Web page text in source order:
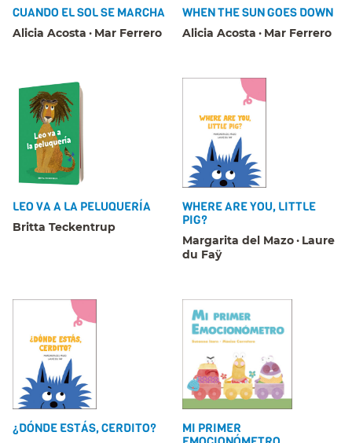
CUANDO EL SOL SE MARCHA
Alicia Acosta Mar Ferrero
WHEN THE SUN GOES DOWN
Alicia Acosta Mar Ferrero
LEO VA A LA PELUQUERÍA
Britta Teckentrup
WHERE ARE YOU, LITTLE
PIG?
Margarita del Mazo
Laure
du Faÿ
¿DÓNDE ESTÁS, CERDITO?
MI PRIMER